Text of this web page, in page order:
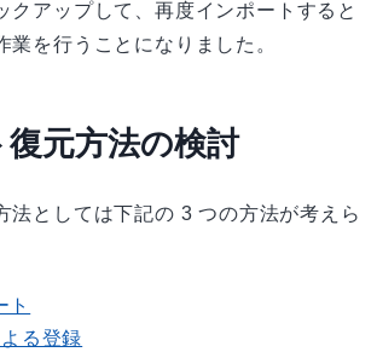
クアップして、再度インポートすると
業を行うことになりました。
元方法の検討
法としては下記の 3 つの方法が考えら
ト
る登録